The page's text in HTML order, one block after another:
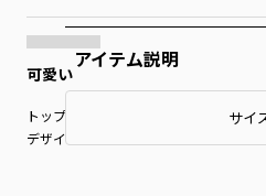
可愛い
トップスと合わせやすい色目です。生
デザインもシンプルだけど、キュートで
アイテム説明
サイ